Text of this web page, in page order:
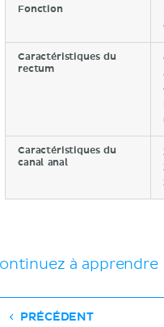
Fonction
Caractéristiques du
rectum
Caractéristiques du
canal anal
à apprendre
PRÉCÉDENT